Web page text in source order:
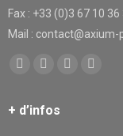
Fax : +33 (0)3 67 10 36
Mail :
Trouvez nous sur :
opensopens
+ d’infos